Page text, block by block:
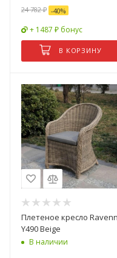
24 782₽ -40%
+ 1487 ₽ бонус
В КОРЗИНУ
Плетеное кресло Ravenna
Y490 Beige
В наличии